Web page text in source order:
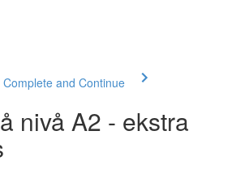
Complete and Continue
nivå A2 - ekstra